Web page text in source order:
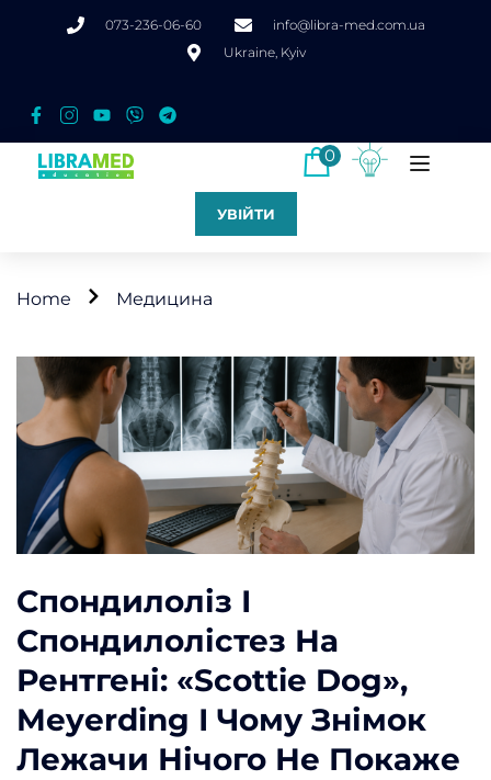
073-236-06-60
info@libra-med.com.ua
Ukraine, Kyiv
0
УВІЙТИ
Home Медицина
Спондилоліз І
Спондилолістез На
Рентгені: «Scottie Dog»,
Meyerding І Чому Знімок
Лежачи Нічого Не Покаже